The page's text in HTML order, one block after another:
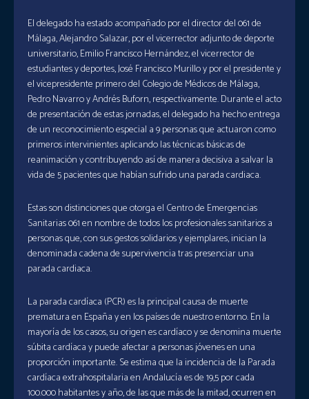
El delegado ha estado acompañado por el director del 061 de
Málaga, Alejandro Salazar, por el vicerrector adjunto de deporte
universitario, Emilio Francisco Hernández, el vicerrector de
estudiantes y deportes, José Francisco Murillo y por el presidente y
el vicepresidente primero del Colegio de Médicos de Málaga,
Pedro Navarro y Andrés Buforn, respectivamente. Durante el acto
de presentación de estas jornadas, el delegado ha hecho entrega
de un reconocimiento especial a 9 personas que actuaron como
primeros intervinientes aplicando las técnicas básicas de
reanimación y contribuyendo así de manera decisiva a salvar la
vida de 5 pacientes que habían sufrido una parada cardiaca.
Estas son distinciones que otorga el Centro de Emergencias
Sanitarias 061 en nombre de todos los profesionales sanitarios a
personas que, con sus gestos solidarios y ejemplares, inician la
denominada cadena de supervivencia tras presenciar una
parada cardiaca.
La parada cardíaca (PCR) es la principal causa de muerte
prematura en España y en los países de nuestro entorno. En la
mayoría de los casos, su origen es cardíaco y se denomina muerte
súbita cardíaca y puede afectar a personas jóvenes en una
proporción importante. Se estima que la incidencia de la Parada
cardíaca extrahospitalaria en Andalucía es de 19,5 por cada
100.000 habitantes y año, de las que más de la mitad, ocurren en